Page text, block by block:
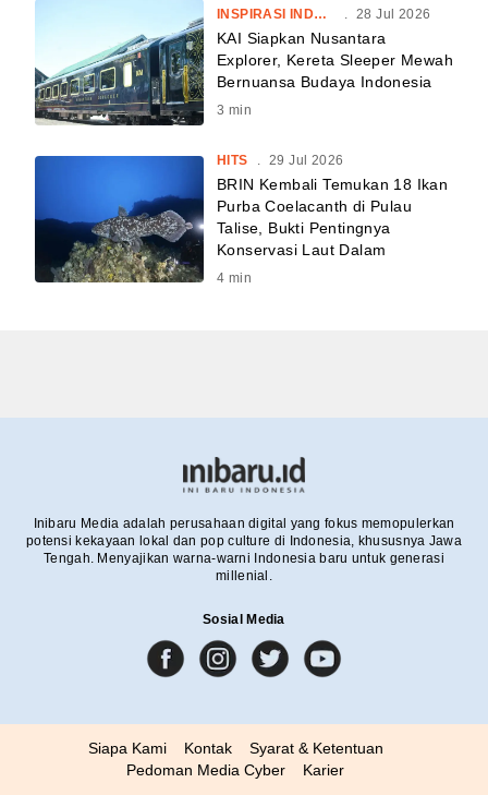
INSPIRASI INDONESIA . 28 Jul 2026
KAI Siapkan Nusantara
Explorer, Kereta Sleeper Mewah
Bernuansa Budaya Indonesia
3 min
HITS . 29 Jul 2026
BRIN Kembali Temukan 18 Ikan
Purba Coelacanth di Pulau
Talise, Bukti Pentingnya
Konservasi Laut Dalam
4 min
Inibaru Media adalah perusahaan digital yang fokus memopulerkan
potensi kekayaan lokal dan pop culture di Indonesia, khususnya Jawa
Tengah. Menyajikan warna-warni Indonesia baru untuk generasi
millenial.
Sosial Media
Siapa Kami Kontak
Syarat & Ketentuan
Pedoman Media Cyber
Karier